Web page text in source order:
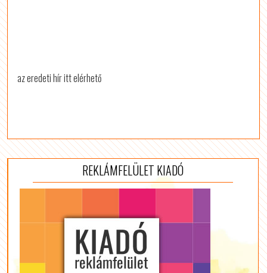
az eredeti hír itt elérhető
REKLÁMFELÜLET KIADÓ